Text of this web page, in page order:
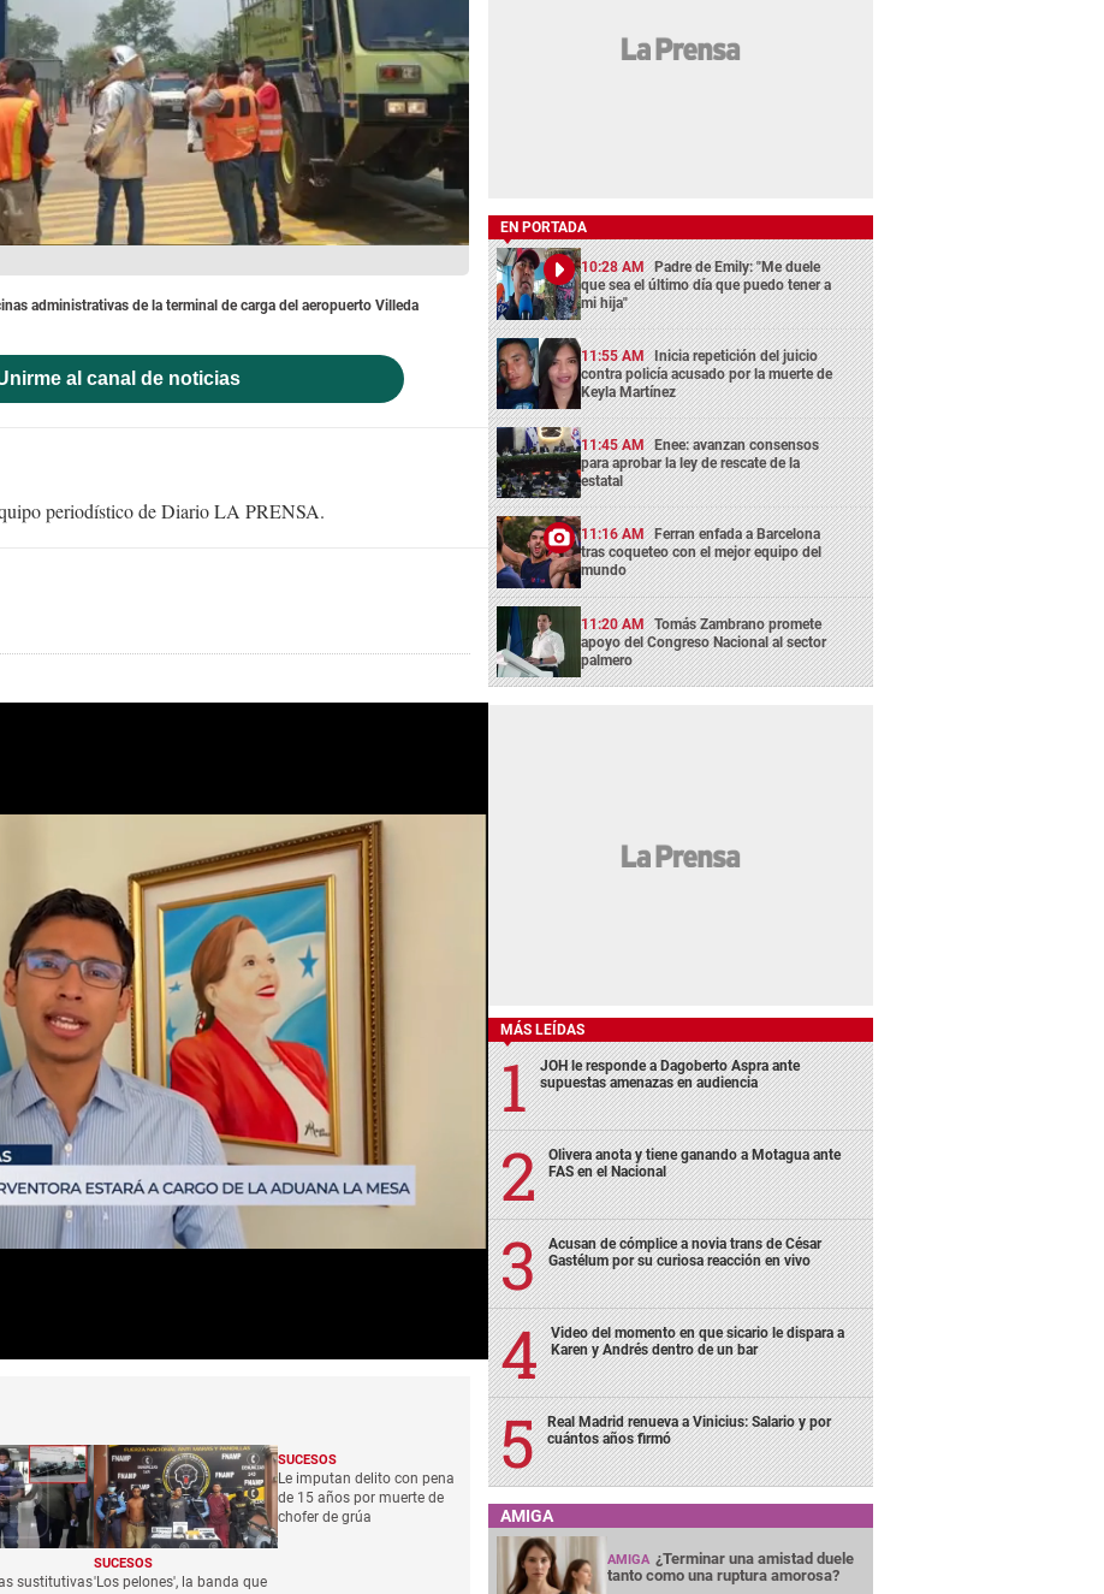
administrativas de la terminal de carga del aeropuerto Villeda
al canal de noticias
periodístico de Diario LA PRENSA.
sustitutivas
SUCESOS
'Los pelones', la banda que
SUCESOS
Le imputan delito con pena
de 15 años por muerte de
chofer de grúa
EN PORTADA
10:28 AM Padre de Emily: "Me duele
que sea el último día que puedo tener a
mi hija"
11:55 AM Inicia repetición del juicio
contra policía acusado por la muerte de
Keyla Martínez
11:45 AM Enee: avanzan consensos
para aprobar la ley de rescate de la
estatal
11:16 AM Ferran enfada a Barcelona
tras coqueteo con el mejor equipo del
mundo
11:20 AM Tomás Zambrano promete
apoyo del Congreso Nacional al sector
palmero
MÁS LEÍDAS
JOH le responde a Dagoberto Aspra ante
supuestas amenazas en audiencia
Olivera anota y tiene ganando a Motagua ante
FAS en el Nacional
Acusan de cómplice a novia trans de César
Gastélum por su curiosa reacción en vivo
Video del momento en que sicario le dispara a
Karen y Andrés dentro de un bar
Real Madrid renueva a Vinicius: Salario y por
cuántos años firmó
AMIGA
AMIGA ¿Terminar una amistad duele
tanto como una ruptura amorosa?